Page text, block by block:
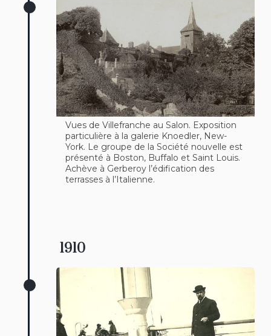
Vues de Villefranche au Salon. Exposition
particulière à la galerie Knoedler, New-
York. Le groupe de la Société nouvelle est
présenté à Boston, Buffalo et Saint Louis.
Achève à Gerberoy l’édification des
terrasses à l’Italienne.
1910